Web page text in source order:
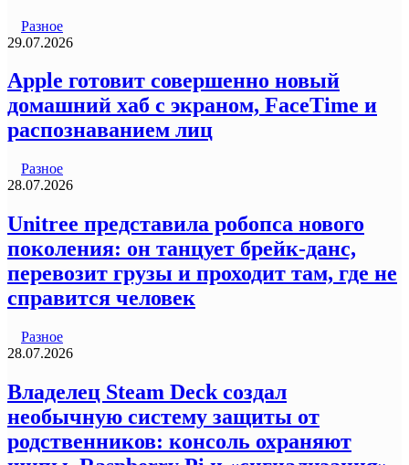
Разное
29.07.2026
Apple готовит совершенно новый
домашний хаб с экраном, FaceTime и
распознаванием лиц
Разное
28.07.2026
Unitree представила робопса нового
поколения: он танцует брейк-данс,
перевозит грузы и проходит там, где не
справится человек
Разное
28.07.2026
Владелец Steam Deck создал
необычную систему защиты от
родственников: консоль охраняют